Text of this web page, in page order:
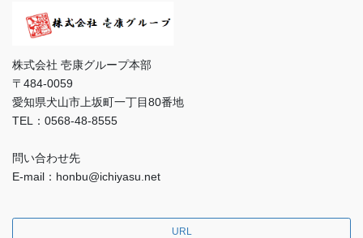
株式会社 壱康グループ本部
〒484-0059
愛知県犬山市上坂町一丁目80番地
TEL：0568-48-8555
問い合わせ先
E-mail：honbu@ichiyasu.net
URL